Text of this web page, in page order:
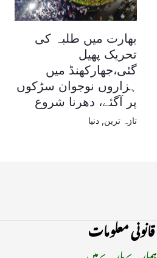
بھارت میں طلبہ کی
تحریک پھیل
گئی،جھارکھنڈ میں
ہزاروں نوجوان سڑکوں
پر آگئے، دھرنا شروع
تازہ ترین دنیا
قانونی معلومات